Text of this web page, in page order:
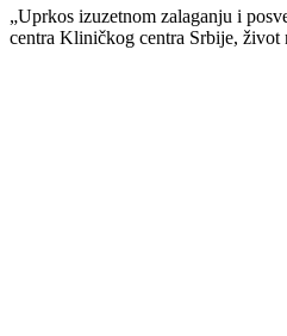
„Uprkos izuzetnom zalaganju i
centra Kliničkog centra Srbije, život